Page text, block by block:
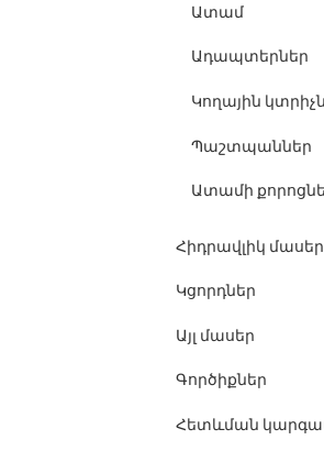
Ատամ
Ադապտերներ
Կողային
Պաշտպաններ
Ատամի
Հիդրավլիկ մասեր
Կցորդներ
Այլ մասեր
Գործիքներ
Հետևման